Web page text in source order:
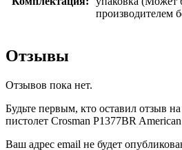
производителем
Отзывы
Отзывов пока нет.
Будьте первым, кто оставил отзыв
пистолет Crosman P1377BR
Ваш адрес email не будет